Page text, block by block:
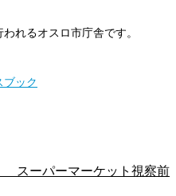
れるオスロ市庁舎です。
ブック
スーパーマーケット視察前